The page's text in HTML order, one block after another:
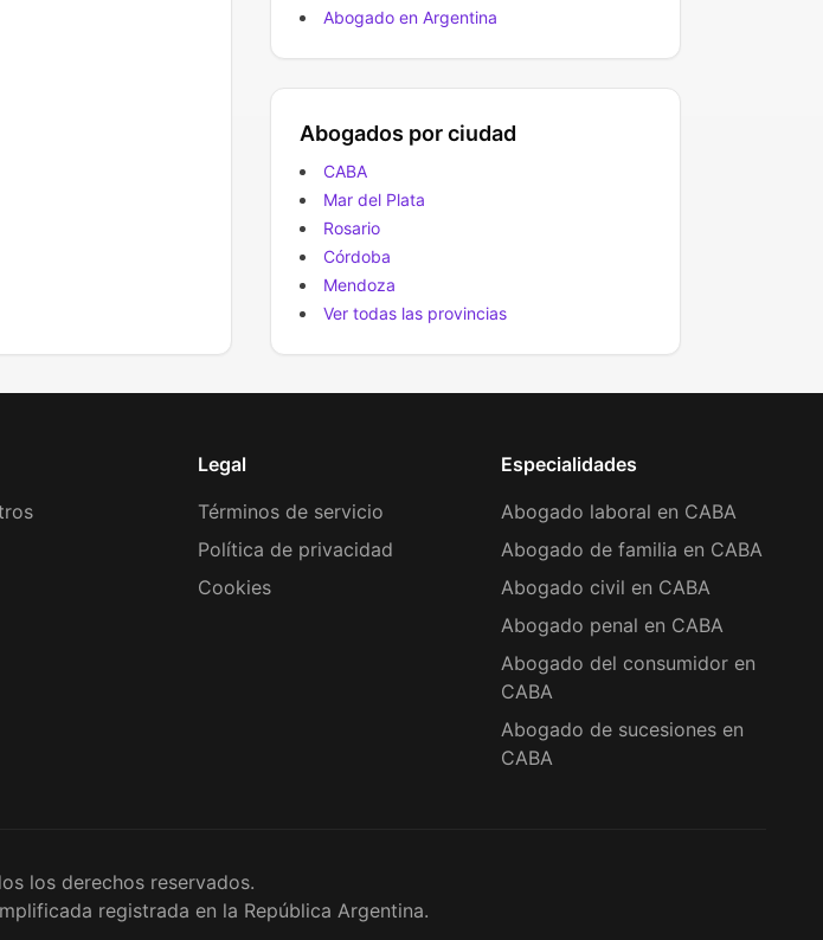
Abogado en Argentina
Abogados por ciudad
CABA
Mar del Plata
Rosario
Córdoba
Mendoza
Ver todas las provincias
Legal
Términos de servicio
Política de privacidad
Cookies
Especialidades
Abogado laboral en CABA
Abogado de familia en CABA
Abogado civil en CABA
Abogado penal en CABA
Abogado del consumidor en
CABA
Abogado de sucesiones en
CABA
los derechos reservados.
registrada en la República Argentina.